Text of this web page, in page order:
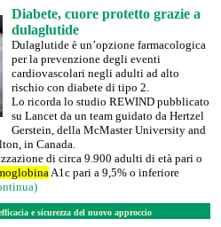
Diabete, cuore protetto grazie a
dulaglutide
Dulaglutide è un’opzione farmacologica
per la prevenzione degli eventi
cardiovascolari negli adulti ad alto
rischio con diabete di tipo 2.
Lo ricorda lo studio REWIND pubblicato
su Lancet da un team guidato da Hertzel
Gerstein, della McMaster University and
in Canada.
di circa 9.900 adulti di età pari o
A1c pari a 9,5% o inferiore
e sicurezza del nuovo approccio